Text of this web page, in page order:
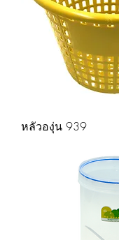
หลัวองุ่น 939